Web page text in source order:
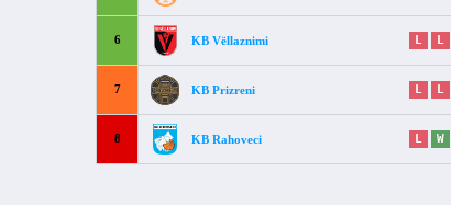
6 KB Vëllaznimi L L
7 KB Prizreni L L
8 KB Rahoveci L W